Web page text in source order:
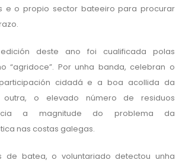
e o propio sector bateeiro para procurar
deste ano foi cualificada polas
“agridoce”. Por unha banda, celebran o
cidadá e a boa acollida da
outra, o elevado número de residuos
a magnitude do problema da
nas costas galegas.
de batea, o voluntariado detectou unha